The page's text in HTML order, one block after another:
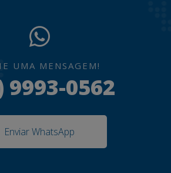
UMA MENSAGEM!
9993-0562
Enviar WhatsApp